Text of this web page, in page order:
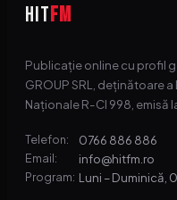
HITFM
Publicație online cu profil
GROUP SRL, deținătoare
Naționale R-CI 998, emisă
Telefon: 0766 886 886
Email: info@hitfm.ro
Program: Luni – Duminică,